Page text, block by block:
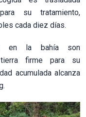
su tratamiento,
cada diez días.
en la bahía son
tierra firme para su
acumulada alcanza